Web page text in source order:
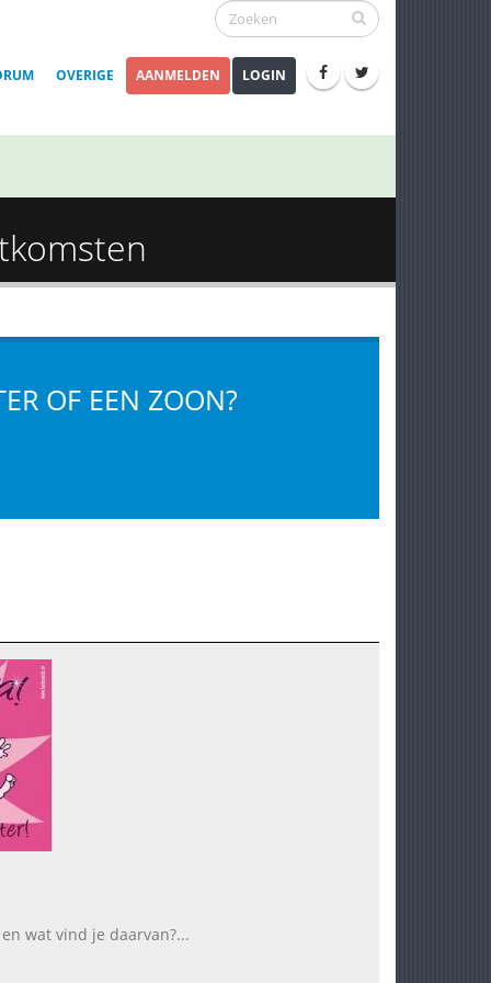
OVERIGE AANMELDEN LOGIN
OF EEN ZOON?
wat vind je daarvan?...